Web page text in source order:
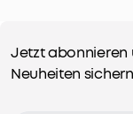
Jetzt abonnieren
Neuheiten